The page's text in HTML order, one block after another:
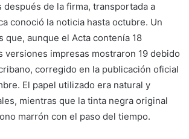
después de la firma, transportada a
conoció la noticia hasta octubre. Un
que, aunque el Acta contenía 18
versiones impresas mostraron 19 debido
corregido en la publicación oficial
El papel utilizado era natural y
mientras que la tinta negra original
marrón con el paso del tiempo.